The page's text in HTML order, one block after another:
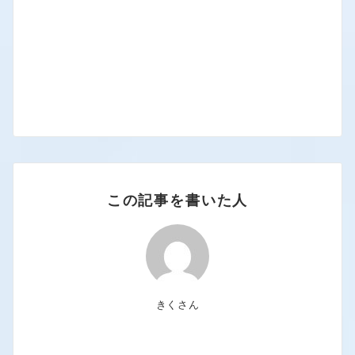
この記事を書いた人
きくさん